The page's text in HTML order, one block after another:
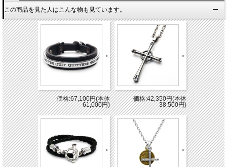
この商品を見た人はこんな物も見ています。
価格:67,100円(本体
61,000円)
価格:42,350円(本体
38,500円)